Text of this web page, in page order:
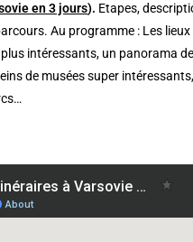
en 3 jours). Etapes,
Au programme : Les
intéressants, un panorama
de musées super